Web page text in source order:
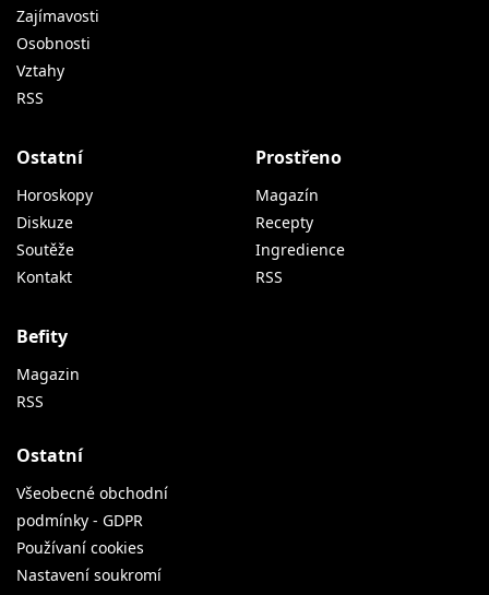
Zajímavosti
Osobnosti
Vztahy
RSS
Ostatní
Horoskopy
Diskuze
Soutěže
Kontakt
Prostřeno
Magazín
Recepty
Ingredience
RSS
Befity
Magazin
RSS
Ostatní
Všeobecné obchodní
podmínky - GDPR
Používaní cookies
Nastavení soukromí